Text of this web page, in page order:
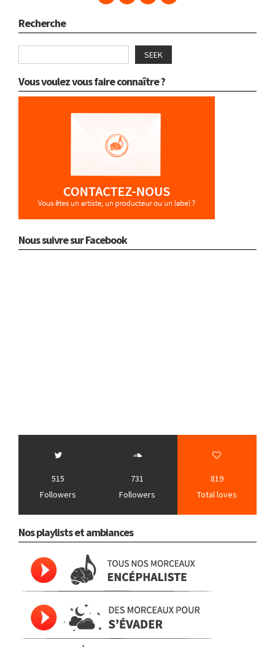
Recherche
SEEK
Vous voulez vous faire connaître ?
Nous suivre sur Facebook
515
Followers
731
Followers
819
Total loves
Nos playlists et ambiances